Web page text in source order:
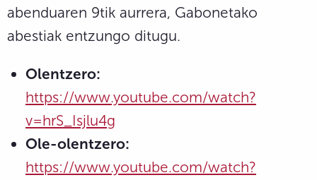
abenduaren 9tik aurrera, Gabonetako
abestiak entzungo ditugu.
Olentzero:
https://www.youtube.com/watch?
v=hrS_Isjlu4g
Ole-olentzero:
https://www.youtube.com/watch?